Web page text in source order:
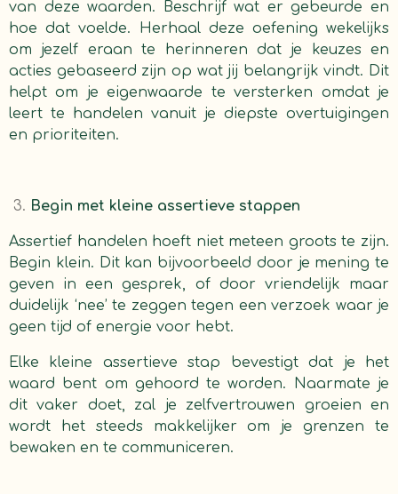
van deze waarden. Beschrijf wat er gebeurde en
hoe dat voelde. Herhaal deze oefening wekelijks
om jezelf eraan te herinneren dat je keuzes en
acties gebaseerd zijn op wat jij belangrijk vindt. Dit
helpt om je eigenwaarde te versterken omdat je
leert te handelen vanuit je diepste overtuigingen
en prioriteiten.
Begin met kleine assertieve stappen
Assertief handelen hoeft niet meteen groots te zijn.
Begin klein. Dit kan bijvoorbeeld door je mening te
geven in een gesprek, of door vriendelijk maar
duidelijk ‘nee’ te zeggen tegen een verzoek waar je
geen tijd of energie voor hebt.
Elke kleine assertieve stap bevestigt dat je het
waard bent om gehoord te worden. Naarmate je
dit vaker doet, zal je zelfvertrouwen groeien en
wordt het steeds makkelijker om je grenzen te
bewaken en te communiceren.